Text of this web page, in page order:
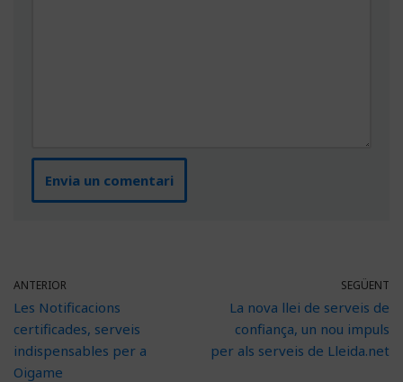
ANTERIOR
Les Notificacions
certificades, serveis
indispensables per a
Oigame
SEGÜENT
La nova llei de serveis de
confiança, un nou impuls
per als serveis de Lleida.net